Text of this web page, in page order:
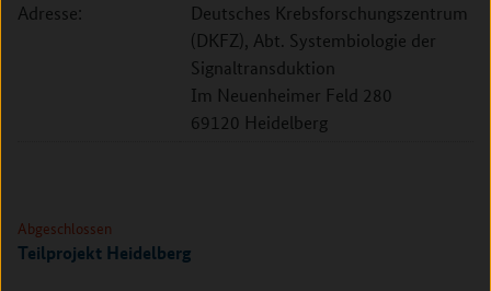
Adresse:
Deutsches Krebsforschungszentrum
(DKFZ), Abt. Systembiologie der
Signaltransduktion
Im Neuenheimer Feld 280
69120 Heidelberg
Abgeschlossen
Teilprojekt Heidelberg